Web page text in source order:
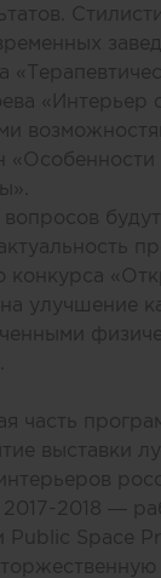
«Интерьер
«Особенности
конкурса
улучшение
часть
выставки
2017-2018 —
Space